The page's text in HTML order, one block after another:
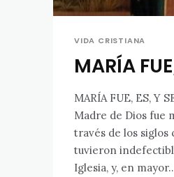
VIDA CRISTIANA
MARÍA
MARÍA FUE, ES, Y
Madre de Dios fue
través de los siglos
tuvieron
Iglesia, y, en